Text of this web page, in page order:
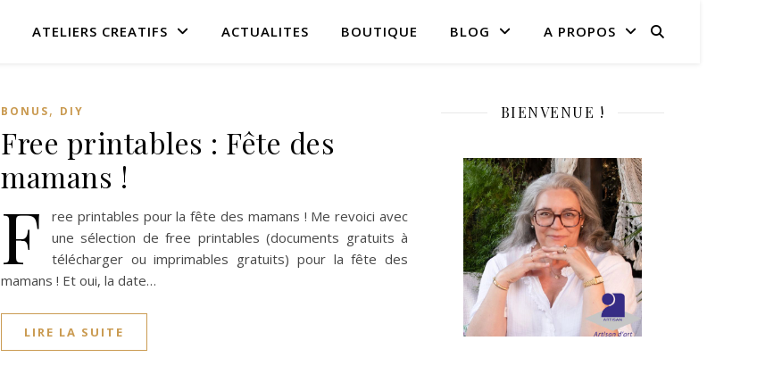
ATELIERS CREATIFS ACTUALITES BOUTIQUE BLOG A PROPOS
BONUS, DIY
Free printables : Fête des
mamans !
F
ree printables pour la fête des mamans ! Me revoici avec
une sélection de free printables (documents gratuits à
télécharger ou imprimables gratuits) pour la fête des
mamans ! Et oui, la date…
LIRE LA SUITE
BIENVENUE !